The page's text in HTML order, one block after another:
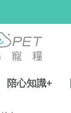
陪心知識+